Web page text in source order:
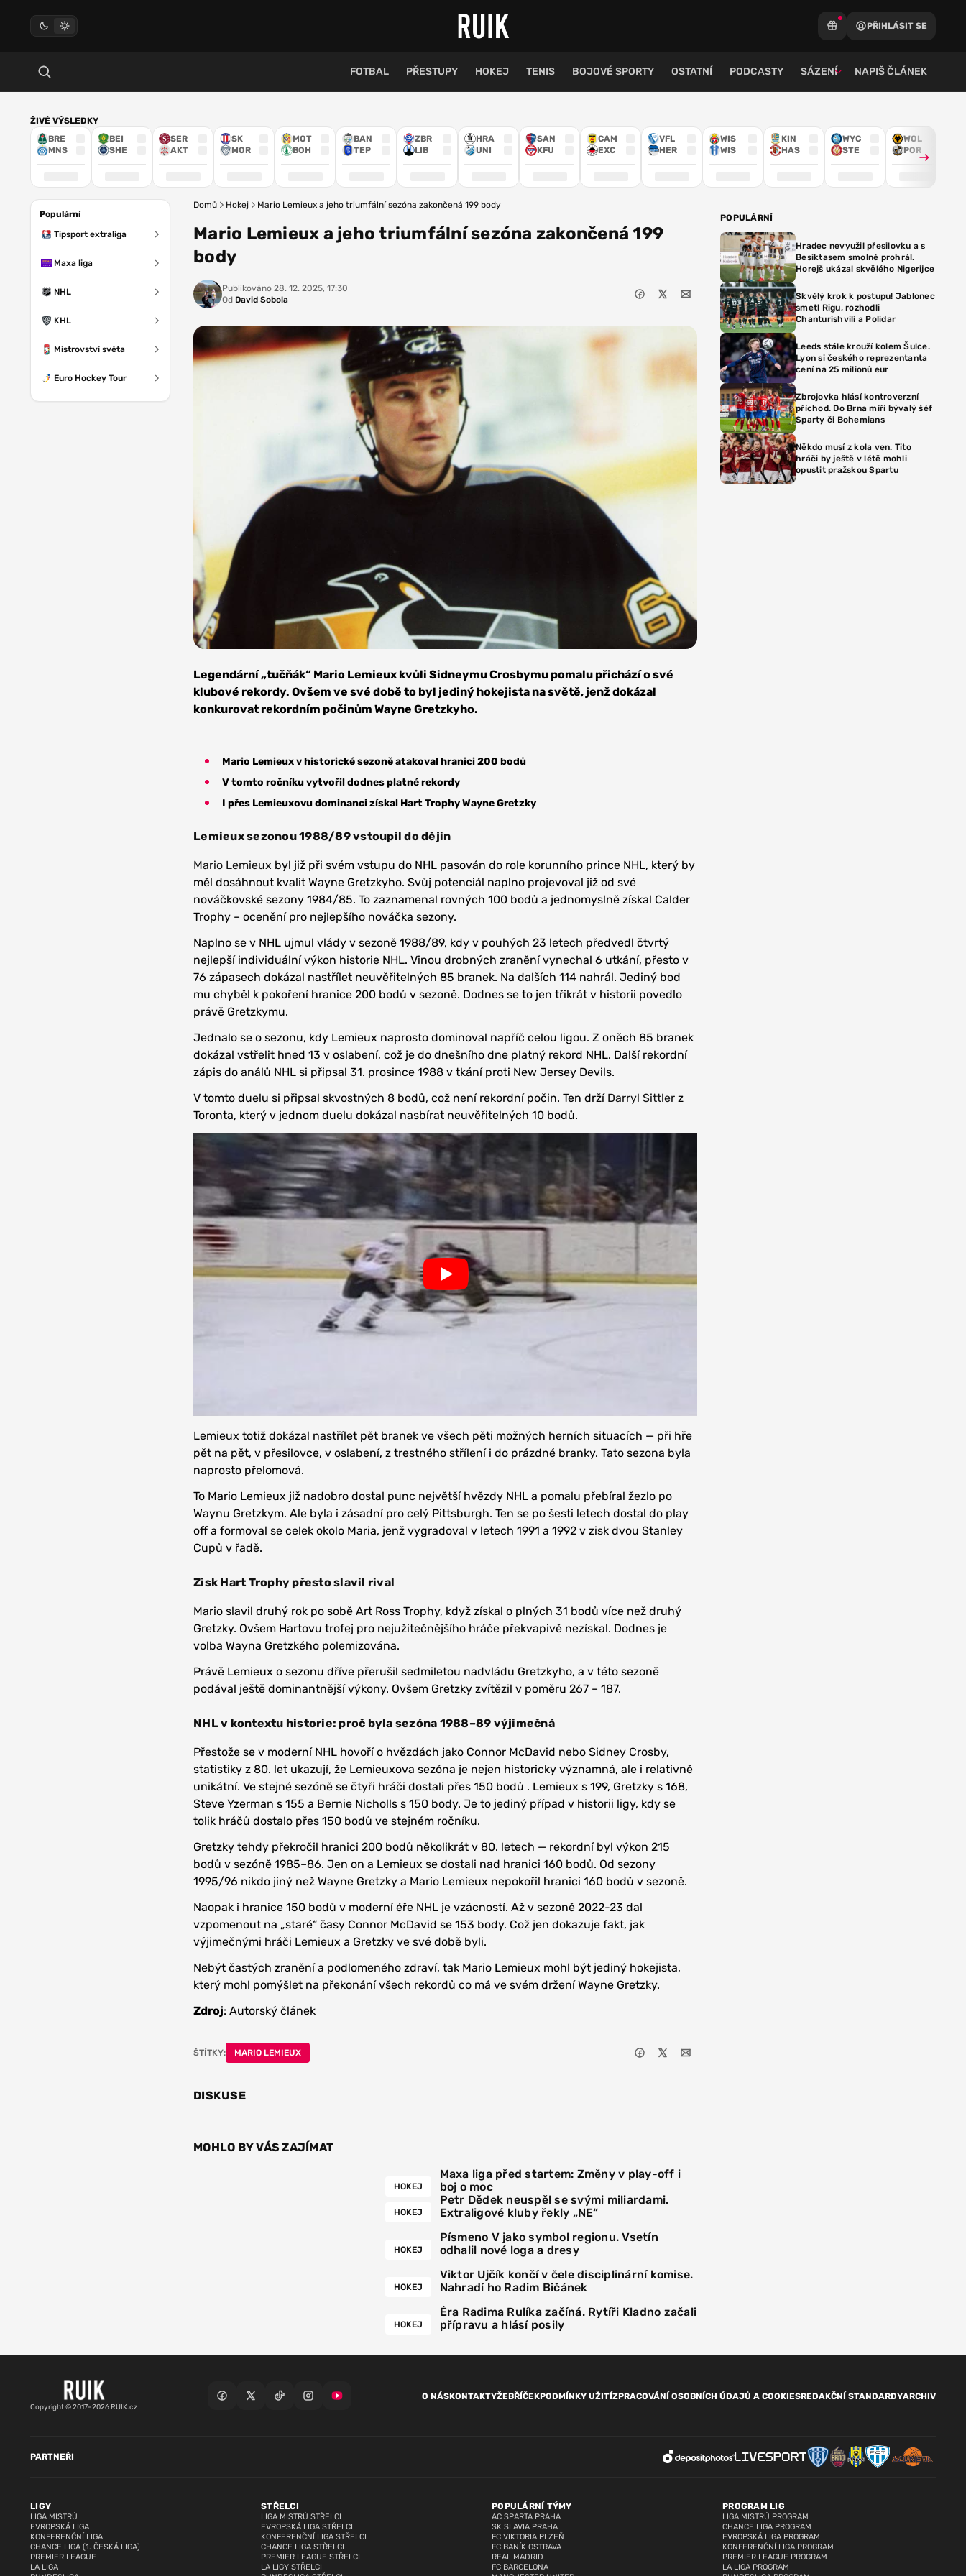
PŘIHLÁSIT SE
FOTBAL PŘESTUPY HOKEJ TENIS BOJOVÉ SPORTY OSTATNÍ PODCASTY SÁZENÍ NAPIŠ ČLÁNEK
ŽIVÉ VÝSLEDKY
BRE
MNS
BEI
SHE
SER
AKT
SK
MOR
MOT
BOH
BAN
TEP
ZBR
LIB
HRA
UNI
SAN
KFU
CAM
EXC
VFL
HER
WIS
WIS
KIN
HAS
WYC
STE
WOL
POR
Populární
Tipsport extraliga
Maxa liga
NHL
KHL
Mistrovství světa
Euro Hockey Tour
Domů Hokej Mario Lemieux a jeho triumfální sezóna zakončená 199 body
Mario Lemieux a jeho triumfální sezóna zakončená 199
body
Publikováno 28. 12. 2025, 17:30
Od David Sobola
CC BY-SA 3.0
Legendární „tučňák“ Mario Lemieux kvůli Sidneymu Crosbymu pomalu přichází o své
klubové rekordy. Ovšem ve své době to byl jediný hokejista na světě, jenž dokázal
konkurovat rekordním počinům Wayne Gretzkyho.
Mario Lemieux v historické sezoně atakoval hranici 200 bodů
V tomto ročníku vytvořil dodnes platné rekordy
I přes Lemieuxovu dominanci získal Hart Trophy Wayne Gretzky
Lemieux sezonou 1988/89 vstoupil do dějin
Mario Lemieux byl již při svém vstupu do NHL pasován do role korunního prince NHL, který by
měl dosáhnout kvalit Wayne Gretzkyho. Svůj potenciál naplno projevoval již od své
nováčkovské sezony 1984/85. To zaznamenal rovných 100 bodů a jednomyslně získal Calder
Trophy – ocenění pro nejlepšího nováčka sezony.
Naplno se v NHL ujmul vlády v sezoně 1988/89, kdy v pouhých 23 letech předvedl čtvrtý
nejlepší individuální výkon historie NHL. Vinou drobných zranění vynechal 6 utkání, přesto v
76 zápasech dokázal nastřílet neuvěřitelných 85 branek. Na dalších 114 nahrál. Jediný bod
mu chyběl k pokoření hranice 200 bodů v sezoně. Dodnes se to jen třikrát v historii povedlo
právě Gretzkymu.
Jednalo se o sezonu, kdy Lemieux naprosto dominoval napříč celou ligou. Z oněch 85 branek
dokázal vstřelit hned 13 v oslabení, což je do dnešního dne platný rekord NHL. Další rekordní
zápis do análů NHL si připsal 31. prosince 1988 v tkání proti New Jersey Devils.
V tomto duelu si připsal skvostných 8 bodů, což není rekordní počin. Ten drží Darryl Sittler z
Toronta, který v jednom duelu dokázal nasbírat neuvěřitelných 10 bodů.
Lemieux totiž dokázal nastřílet pět branek ve všech pěti možných herních situacích — při hře
pět na pět, v přesilovce, v oslabení, z trestného střílení i do prázdné branky. Tato sezona byla
naprosto přelomová.
To Mario Lemieux již nadobro dostal punc největší hvězdy NHL a pomalu přebíral žezlo po
Waynu Gretzkym. Ale byla i zásadní pro celý Pittsburgh. Ten se po šesti letech dostal do play
off a formoval se celek okolo Maria, jenž vygradoval v letech 1991 a 1992 v zisk dvou Stanley
Cupů v řadě.
Zisk Hart Trophy přesto slavil rival
Mario slavil druhý rok po sobě Art Ross Trophy, když získal o plných 31 bodů více než druhý
Gretzky. Ovšem Hartovu trofej pro nejužitečnějšího hráče překvapivě nezískal. Dodnes je
volba Wayna Gretzkého polemizována.
Právě Lemieux o sezonu dříve přerušil sedmiletou nadvládu Gretzkyho, a v této sezoně
podával ještě dominantnější výkony. Ovšem Gretzky zvítězil v poměru 267 – 187.
NHL v kontextu historie: proč byla sezóna 1988–89 výjimečná
Přestože se v moderní NHL hovoří o hvězdách jako Connor McDavid nebo Sidney Crosby,
statistiky z 80. let ukazují, že Lemieuxova sezóna je nejen historicky významná, ale i relativně
unikátní. Ve stejné sezóně se čtyři hráči dostali přes 150 bodů . Lemieux s 199, Gretzky s 168,
Steve Yzerman s 155 a Bernie Nicholls s 150 body. Je to jediný případ v historii ligy, kdy se
tolik hráčů dostalo přes 150 bodů ve stejném ročníku.
Gretzky tehdy překročil hranici 200 bodů několikrát v 80. letech — rekordní byl výkon 215
bodů v sezóně 1985–86. Jen on a Lemieux se dostali nad hranici 160 bodů. Od sezony
1995/96 nikdo jiný než Wayne Gretzky a Mario Lemieux nepokořil hranici 160 bodů v sezoně.
Naopak i hranice 150 bodů v moderní éře NHL je vzácností. Až v sezoně 2022-23 dal
vzpomenout na „staré“ časy Connor McDavid se 153 body. Což jen dokazuje fakt, jak
výjimečnými hráči Lemieux a Gretzky ve své době byli.
Nebýt častých zranění a podlomeného zdraví, tak Mario Lemieux mohl být jediný hokejista,
který mohl pomýšlet na překonání všech rekordů co má ve svém držení Wayne Gretzky.
Zdroj: Autorský článek
ŠTÍTKY: MARIO LEMIEUX
DISKUSE
MOHLO BY VÁS ZAJÍMAT
HOKEJ
Maxa liga před startem: Změny v play-off i
boj o moc
HOKEJ
Petr Dědek neuspěl se svými miliardami.
Extraligové kluby řekly „NE“
HOKEJ
Písmeno V jako symbol regionu. Vsetín
odhalil nové loga a dresy
HOKEJ
Viktor Ujčík končí v čele disciplinární komise.
Nahradí ho Radim Bičánek
HOKEJ
Éra Radima Rulíka začíná. Rytíři Kladno začali
přípravu a hlásí posily
POPULÁRNÍ
Hradec nevyužil přesilovku a s
Besiktasem smolně prohrál.
Horejš ukázal skvělého Nigerijce
Skvělý krok k postupu! Jablonec
smetl Rigu, rozhodli
Chanturishvili a Polidar
Leeds stále krouží kolem Šulce.
Lyon si českého reprezentanta
cení na 25 milionů eur
Zbrojovka hlásí kontroverzní
příchod. Do Brna míří bývalý šéf
Sparty či Bohemians
Někdo musí z kola ven. Tito
hráči by ještě v létě mohli
opustit pražskou Spartu
Copyright © 2017–2026 RUIK.cz
O NÁSKONTAKTYŽEBŘÍČEKPODMÍNKY UŽITÍZPRACOVÁNÍ OSOBNÍCH ÚDAJŮ A COOKIESREDAKČNÍ STANDARDYARCHIV
LIGY
LIGA MISTRŮ
EVROPSKÁ LIGA
KONFERENČNÍ LIGA
CHANCE LIGA (1. ČESKÁ LIGA)
PREMIER LEAGUE
LA LIGA
STŘELCI
LIGA MISTRŮ STŘELCI
EVROPSKÁ LIGA STŘELCI
KONFERENČNÍ LIGA STŘELCI
CHANCE LIGA STŘELCI
PREMIER LEAGUE STŘELCI
LA LIGY STŘELCI
POPULÁRNÍ TÝMY
AC SPARTA PRAHA
SK SLAVIA PRAHA
FC VIKTORIA PLZEŇ
FC BANÍK OSTRAVA
REAL MADRID
FC BARCELONA
PROGRAM LIG
LIGA MISTRŮ PROGRAM
CHANCE LIGA PROGRAM
EVROPSKÁ LIGA PROGRAM
KONFERENČNÍ LIGA PROGRAM
PREMIER LEAGUE PROGRAM
LA LIGA PROGRAM
PARTNEŘI